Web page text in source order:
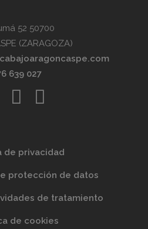
52 50700
(ZARAGOZA)
639 027
de privacidad
protección de datos
de tratamiento
de cookies